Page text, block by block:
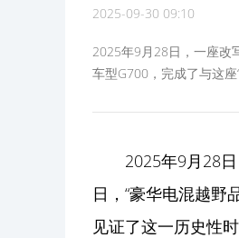
2025-09-30 09:10
2025年9月28日，一座改
车型G700，完成了与这
2025年9月28
日，“豪华电混越野
见证了这一历史性时